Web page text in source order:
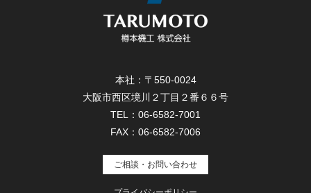
本社：〒550-0024
大阪市西区境川２丁目２番６６号
TEL：06-6582-7001
FAX：06-6582-7006
ご相談・お問い合わせ